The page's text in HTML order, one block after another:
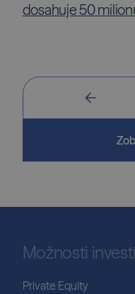
dosahuje 50
Možnosti
Private Equity